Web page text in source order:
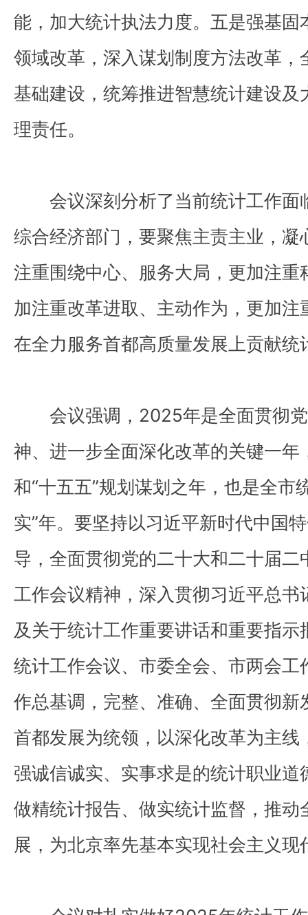
能，加大统计执法力度。五是强基
领域改革，深入谋划制度方法改革
基础建设，统筹推进智慧统计建设
理责任。
会议深刻分析了当前统计工作
综合经济部门，要聚焦主责主业，
注重围绕中心、服务大局，更加注
加注重改革进取、主动作为，更加
在全力服务首都高质量发展上贡献统
会议强调，2025年是全面贯彻
神、进一步全面深化改革的关键一年
和“十五五”规划谋划之年，也是全市
实”年。要坚持以习近平新时代中国
导，全面贯彻党的二十大和二十届
工作会议精神，深入贯彻习近平总
及关于统计工作重要讲话和重要指
统计工作会议、市委全会、市两会
作总基调，完整、准确、全面贯彻
首都发展为统领，以深化改革为主
强诚信诚实、实事求是的统计职业
做精统计报告、做实统计监督，推动
展，为北京率先基本实现社会主义